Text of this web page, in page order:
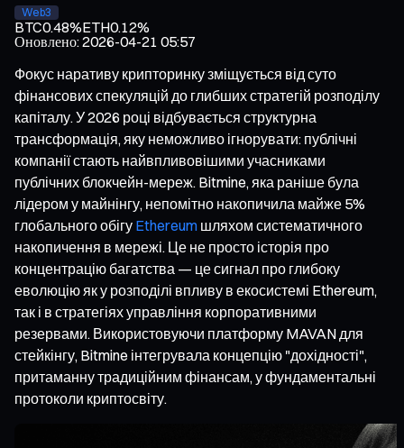
Web3
BTC0.48%ETH0.12%
Оновлено:2026-04-21 05:57
Фокус наративу крипторинку зміщується від суто
фінансових спекуляцій до глибших стратегій розподілу
капіталу. У 2026 році відбувається структурна
трансформація, яку неможливо ігнорувати: публічні
компанії стають найвпливовішими учасниками
публічних блокчейн-мереж. Bitmine, яка раніше була
лідером у майнінгу, непомітно накопичила майже 5%
глобального обігу Ethereum шляхом систематичного
накопичення в мережі. Це не просто історія про
концентрацію багатства — це сигнал про глибоку
еволюцію як у розподілі впливу в екосистемі Ethereum,
так і в стратегіях управління корпоративними
резервами. Використовуючи платформу MAVAN для
стейкінгу, Bitmine інтегрувала концепцію "дохідності",
притаманну традиційним фінансам, у фундаментальні
протоколи криптосвіту.